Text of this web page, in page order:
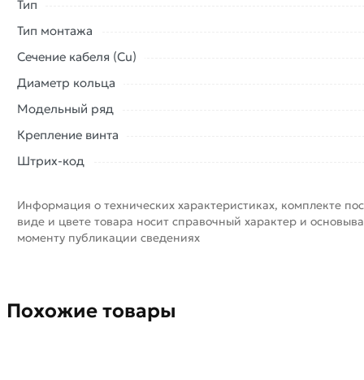
Тип
Тип монтажа
Сечение кабеля (Cu)
Диаметр кольца
Модельный ряд
Крепление винта
Штрих-код
Информация о технических характеристиках, комплекте
виде и цвете товара носит справочный характер и
моменту публикации сведениях
Похожие товары